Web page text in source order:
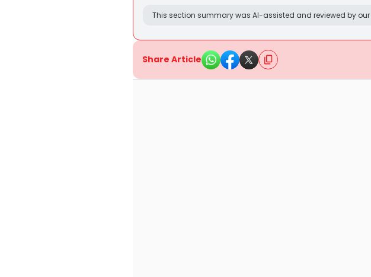
This section summary was AI-assisted and reviewed by
Share Article